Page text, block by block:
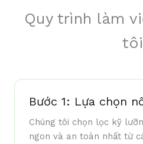
Quy trình làm
tôi
Bước 1: Lựa chọn
Chúng tôi chọn lọc kỹ
ngon và an toàn nhất từ